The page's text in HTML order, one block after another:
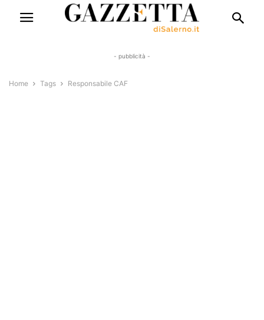
- pubblicità -
Home Tags Responsabile CAF